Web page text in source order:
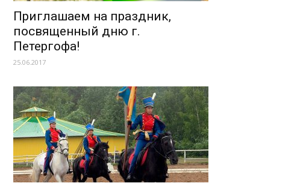
Приглашаем на праздник,
посвященный дню г.
Петергофа!
25.06.2017